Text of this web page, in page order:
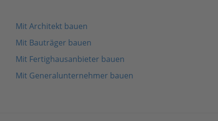
Mit Architekt bauen
Mit Bauträger bauen
Mit Fertighausanbieter bauen
Mit Generalunternehmer bauen